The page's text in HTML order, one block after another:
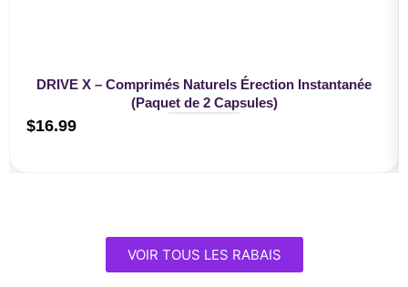
DRIVE X – Comprimés Naturels Érection Instantanée
(Paquet de 2 Capsules)
$16.99
VOIR TOUS LES RABAIS